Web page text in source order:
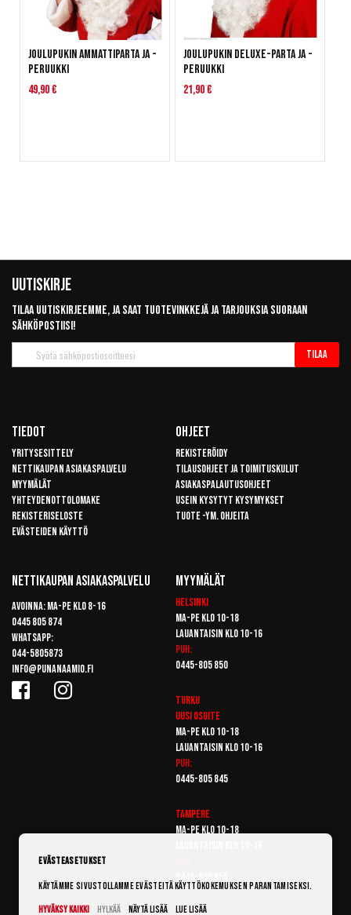
Joulupukin ammattiparta ja -
peruukki
49,90 €
Joulupukin deluxe-parta ja -
peruukki
21,90 €
Uutiskirje
Tilaa uutiskirjeemme, ja saat tuotevinkkejä ja tarjouksia suoraan
sähköpostiisi!
uutiskirje
Tilaa
Tiedot
Yritysesittely
Nettikaupan asiakaspalvelu
Myymälät
Yhteydenottolomake
Rekisteriseloste
Evästeiden käyttö
Ohjeet
Rekisteröidy
Tilausohjeet ja toimituskulut
Asiakaspalautusohjeet
Usein kysytyt kysymykset
Tuote -ym. ohjeita
Nettikaupan Asiakaspalvelu
Avoinna: Ma-pe klo 8-16
0445 805 874
Whatsapp:
044-5805873
info@punanaamio.fi
Myymälät
Helsinki
Ma-pe klo 10-18
Lauantaisin klo 10-16
Puh:
0445-805 850
Turku
Uusi osoite
Ma-pe klo 10-18
Lauantaisin klo 10-16
Puh:
0445-805 845
Tampere
Ma-pe klo 10-18
Vantaa
Evästeasetukset
Käytämme sivustollamme evästeitä käyttökokemuksen parantamiseksi.
Hyväksy kaikki
Hylkää Näytä lisää Lue lisää